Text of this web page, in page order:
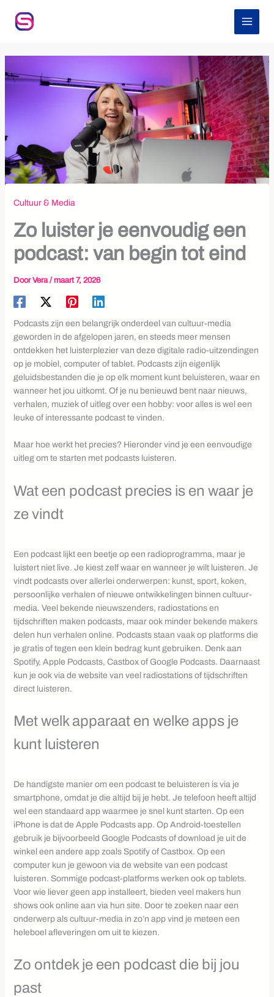
naar
Cultuur & Media
Zo luister je eenvoudig een
podcast: van begin tot eind
DoorVera/maart 7, 2026
Podcasts zijn een belangrijk onderdeel van cultuur-media
geworden in de afgelopen jaren, en steeds meer mensen
ontdekken het luisterplezier van deze digitale radio-uitzendingen
op je mobiel, computer of tablet. Podcasts zijn eigenlijk
geluidsbestanden die je op elk moment kunt beluisteren, waar en
wanneer het jou uitkomt. Of je nu benieuwd bent naar nieuws,
verhalen, muziek of uitleg over een hobby: voor alles is wel een
leuke of interessante podcast te vinden.
Maar hoe werkt het precies? Hieronder vind je een eenvoudige
uitleg om te starten met podcasts luisteren.
Wat een podcast precies is en waar je
ze vindt
Een podcast lijkt een beetje op een radioprogramma, maar je
luistert niet live. Je kiest zelf waar en wanneer je wilt luisteren. Je
vindt podcasts over allerlei onderwerpen: kunst, sport, koken,
persoonlijke verhalen of nieuwe ontwikkelingen binnen cultuur-
media. Veel bekende nieuwszenders, radiostations en
tijdschriften maken podcasts, maar ook minder bekende makers
delen hun verhalen online. Podcasts staan vaak op platforms die
je gratis of tegen een klein bedrag kunt gebruiken. Denk aan
Spotify, Apple Podcasts, Castbox of Google Podcasts. Daarnaast
kun je ook via de website van veel radiostations of tijdschriften
direct luisteren.
Met welk apparaat en welke apps je
kunt luisteren
De handigste manier om een podcast te beluisteren is via je
smartphone, omdat je die altijd bij je hebt. Je telefoon heeft altijd
wel een standaard app waarmee je snel kunt starten. Op een
iPhone is dat de Apple Podcasts app. Op Android-toestellen
gebruik je bijvoorbeeld Google Podcasts of download je uit de
winkel een andere app zoals Spotify of Castbox. Op een
computer kun je gewoon via de website van een podcast
luisteren. Sommige podcast-platforms werken ook op tablets.
Voor wie liever geen app installeert, bieden veel makers hun
shows ook online aan via hun site. Door te zoeken naar een
onderwerp als cultuur-media in zo’n app vind je meteen een
heleboel afleveringen om uit te kiezen.
Zo ontdek je een podcast die bij jou
past
o
e
e